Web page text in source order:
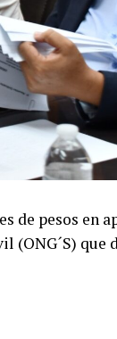
de pesos en
(ONG´S) que